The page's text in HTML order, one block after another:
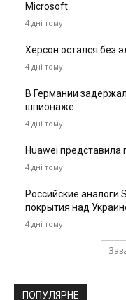
Microsoft
4 дні тому
Херсон остался без
4 дні тому
В Германии
шпионаже
4 дні тому
Huawei представила
4 дні тому
Российские аналоги
покрытия над
4 дні тому
ПОПУЛЯРНЕ